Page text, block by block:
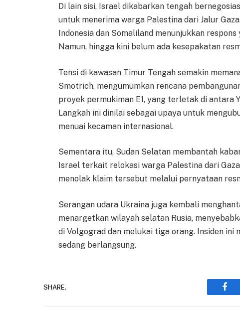
Di lain sisi, Israel dikabarkan tengah
untuk menerima warga Palestina dari Jalur
Indonesia dan Somaliland menunjukkan
Namun, hingga kini belum ada kesepakatan
Tensi di kawasan Timur Tengah semakin
Smotrich, mengumumkan rencana
proyek permukiman E1, yang terletak di antara
Langkah ini dinilai sebagai upaya untuk
menuai kecaman internasional.
Sementara itu, Sudan Selatan membantah
Israel terkait relokasi warga Palestina dari
menolak klaim tersebut melalui pernyataan
Serangan udara Ukraina juga kembali
menargetkan wilayah selatan Rusia,
di Volgograd dan melukai tiga orang. Insiden
sedang berlangsung.
SHARE.